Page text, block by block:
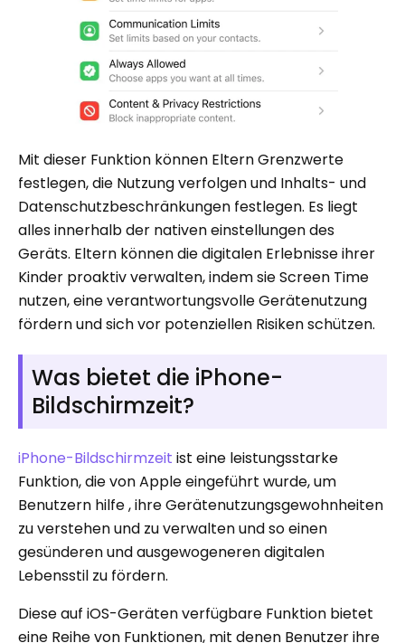
Mit dieser Funktion können Eltern Grenzwerte
festlegen, die Nutzung verfolgen und Inhalts- und
Datenschutzbeschränkungen festlegen. Es liegt
alles innerhalb der nativen einstellungen des
Geräts. Eltern können die digitalen Erlebnisse ihrer
Kinder proaktiv verwalten, indem sie Screen Time
nutzen, eine verantwortungsvolle Gerätenutzung
fördern und sich vor potenziellen Risiken schützen.
Was bietet die iPhone-
Bildschirmzeit?
iPhone-Bildschirmzeit ist eine leistungsstarke
Funktion, die von Apple eingeführt wurde, um
Benutzern hilfe , ihre Gerätenutzungsgewohnheiten
zu verstehen und zu verwalten und so einen
gesünderen und ausgewogeneren digitalen
Lebensstil zu fördern.
Diese auf iOS-Geräten verfügbare Funktion bietet
eine Reihe von Funktionen, mit denen Benutzer ihre